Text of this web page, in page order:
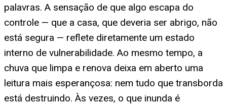
palavras. A sensação de que algo escapa do
controle — que a casa, que deveria ser abrigo, não
está segura — reflete diretamente um estado
interno de vulnerabilidade. Ao mesmo tempo, a
chuva que limpa e renova deixa em aberto uma
leitura mais esperançosa: nem tudo que transborda
está destruindo. Às vezes, o que inunda é